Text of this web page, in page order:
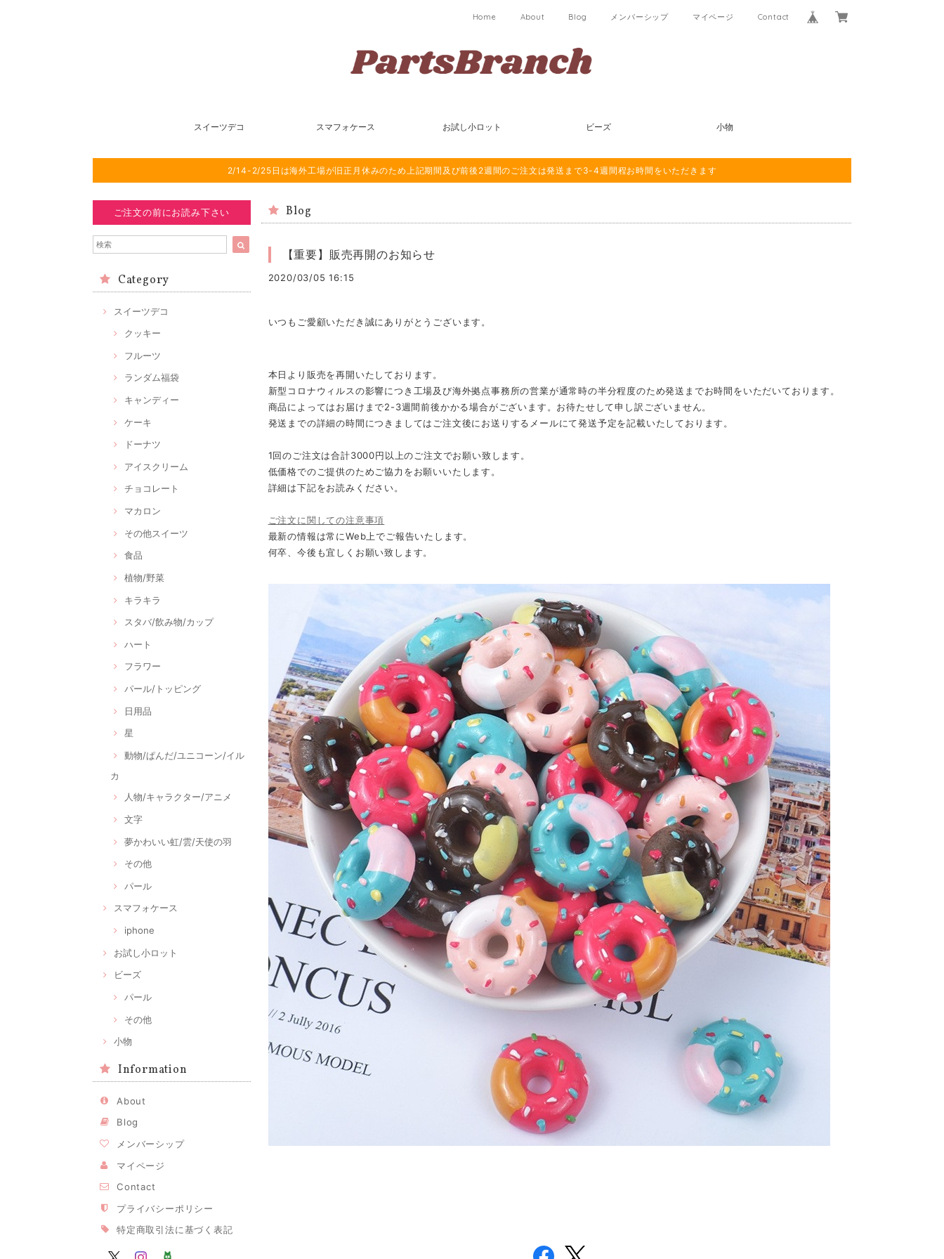
Home About Blog メンバーシップ マイページ Contact
スイーツデコ スマフォケース お試し小ロット ビーズ 小物
2/14-2/25日は海外工場が旧正月休みのため上記期間及び前後2週間のご注文は発送まで3-4週間程お時間をいただきます
ご注文の前にお読み下さい
Category
スイーツデコ
クッキー
フルーツ
ランダム福袋
キャンディー
ケーキ
ドーナツ
アイスクリーム
チョコレート
マカロン
その他スイーツ
食品
植物/野菜
キラキラ
スタバ/飲み物/カップ
ハート
フラワー
パール/トッピング
日用品
星
動物/ぱんだ/ユニコーン/イル
カ
人物/キャラクター/アニメ
文字
夢かわいい虹/雲/天使の羽
その他
パール
スマフォケース
iphone
お試し小ロット
ビーズ
パール
その他
小物
Information
About
Blog
メンバーシップ
マイページ
Contact
プライバシーポリシー
特定商取引法に基づく表記
Blog
【重要】販売再開のお知らせ
2020/03/05 16:15
いつもご愛顧いただき誠にありがとうございます。
本日より販売を再開いたしております。
新型コロナウィルスの影響につき工場及び海外拠点事務所の営業が通常時の半分程度のため発送までお時間をいただいております。
商品によってはお届けまで2-3週間前後かかる場合がございます。お待たせして申し訳ございません。
発送までの詳細の時間につきましてはご注文後にお送りするメールにて発送予定を記載いたしております。
1回のご注文は合計3000円以上のご注文でお願い致します。
低価格でのご提供のためご協力をお願いいたします。
詳細は下記をお読みください。
ご注文に関しての注意事項
最新の情報は常にWeb上でご報告いたします。
何卒、今後も宜しくお願い致します。